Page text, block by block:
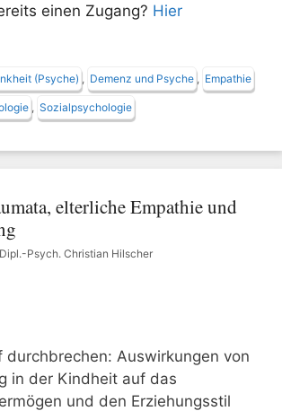
einen Zugang? Hier
(Psyche) Demenz und Psyche Empathie
Sozialpsychologie
elterliche Empathie und
Psych. Christian Hilscher
durchbrechen: Auswirkungen von
in der Kindheit auf das
und den Erziehungsstil